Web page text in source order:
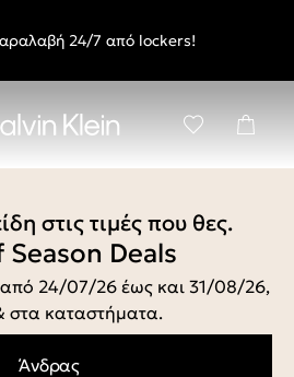
styles, στις τιμές που θες.
αγορές €60 και άνω & Δωρεάν
εντός 30 ημερών
& Κέρδισε -10%
24/7 από lockers!
πληρωμές
στις τιμές που θες.
Season Deals
από 24/07/26 έως και 31/08/26,
στα καταστήματα.
Άνδρας